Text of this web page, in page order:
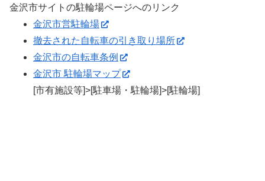
金沢市サイトの駐輪場ページへのリンク
金沢市営駐輪場
撤去された自転車の引き取り場所
金沢市の自転車条例
金沢市 駐輪場マップ
[市有施設等]>[駐車場・駐輪場]>[駐輪場]